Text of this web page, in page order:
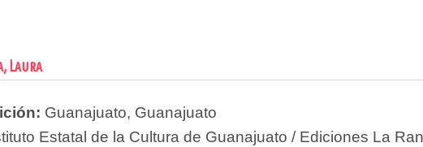
Laura
Guanajuato, Guanajuato
Estatal de la Cultura de Guanajuato / Ediciones La